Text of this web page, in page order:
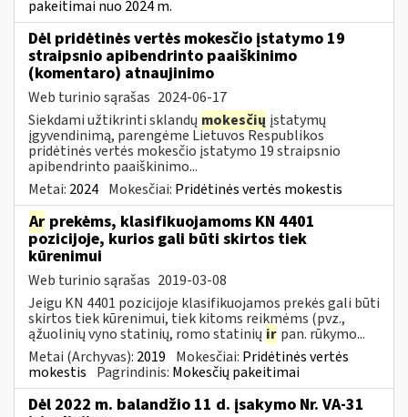
pakeitimai nuo 2024 m.
Dėl pridėtinės vertės mokesčio įstatymo 19
straipsnio apibendrinto paaiškinimo
(komentaro) atnaujinimo
Web turinio sąrašas 2024-06-17
Siekdami užtikrinti sklandų mokesčių įstatymų
įgyvendinimą, parengėme Lietuvos Respublikos
pridėtinės vertės mokesčio įstatymo 19 straipsnio
apibendrinto paaiškinimo...
Metai: 2024 Mokesčiai: Pridėtinės vertės mokestis
Ar prekėms, klasifikuojamoms KN 4401
pozicijoje, kurios gali būti skirtos tiek
kūrenimui
Web turinio sąrašas 2019-03-08
Jeigu KN 4401 pozicijoje klasifikuojamos prekės gali būti
skirtos tiek kūrenimui, tiek kitoms reikmėms (pvz.,
ąžuolinių vyno statinių, romo statinių ir pan. rūkymo...
Metai (Archyvas): 2019 Mokesčiai: Pridėtinės vertės
mokestis Pagrindinis: Mokesčių pakeitimai
Dėl 2022 m. balandžio 11 d. įsakymo Nr. VA-31